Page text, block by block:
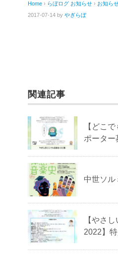
e
er
Home › らぼログ お知らせ › お知ら
2017-07-14 by やぎらぼ
関連記事
【どこ
ポーター
中世ソル
【やさ
2022】